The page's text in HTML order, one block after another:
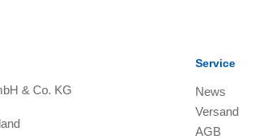
& Co. KG
Service
News
Versand
AGB